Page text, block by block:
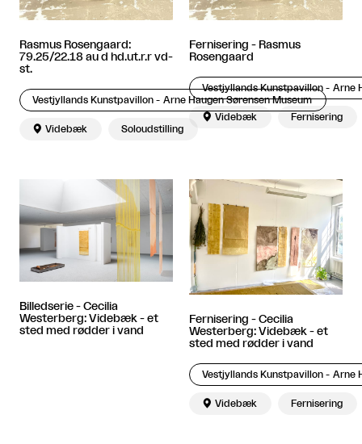
Rasmus Rosengaard:
79.25/22.18 au d hd.ut.r.r vd-
st.
Vestjyllands Kunstpavillon - Arne Haugen Sørensen Museum
 Videbæk Soloudstilling
Fernisering - Rasmus
Rosengaard
Vestjyllands Kunstpavillon - Arne
 Videbæk Fernisering
Billedserie - Cecilia
Westerberg: Videbæk - et
sted med rødder i vand
Fernisering - Cecilia
Westerberg: Videbæk - et
sted med rødder i vand
Vestjyllands Kunstpavillon - Arne
 Videbæk Fernisering